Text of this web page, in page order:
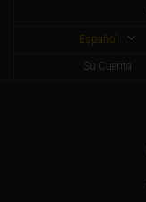
Español
Su Cuenta